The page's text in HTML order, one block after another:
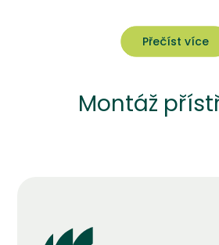
Přečíst více
Přečíst více
Montáž